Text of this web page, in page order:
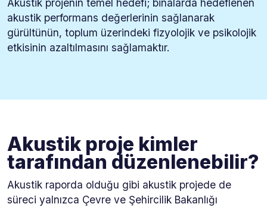
Akustik projenin temel hedefi; binalarda hedeflenen
akustik performans değerlerinin sağlanarak
gürültünün, toplum üzerindeki fizyolojik ve psikolojik
etkisinin azaltılmasını sağlamaktır.
Akustik proje kimler
tarafından düzenlenebilir?
Akustik raporda olduğu gibi akustik projede de
süreci yalnızca Çevre ve Şehircilik Bakanlığı